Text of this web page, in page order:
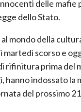
delle mafie
dello Stato.
mondo della
scorso e
rifinitura prima del
hanno indossato la
del prossimo